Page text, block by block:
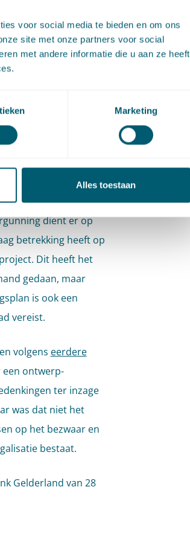
voor social media te bieden en om ons
site met onze partners voor social
met andere informatie die u aan ze heeft
Marketing
Alles toestaan
van het bedrijf
dank ook terecht
sprake was van
dat het
was van concreet
volgens de
als bedoeld in artikel
dient er op
betrekking heeft op
Dit heeft het
gedaan, maar
is ook een
vereist.
volgens eerdere
een ontwerp-
ter inzage
was dat niet het
op het bezwaar en
bestaat.
Gelderland van 28